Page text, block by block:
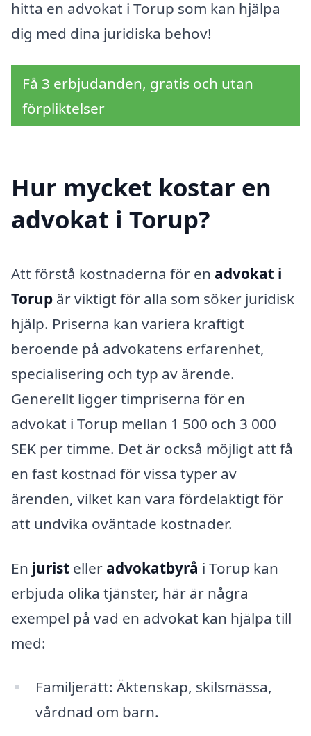
hitta en advokat i Torup som kan hjälpa
dig med dina juridiska behov!
Få 3 erbjudanden, gratis och utan
förpliktelser
Hur mycket kostar en
advokat i Torup?
Att förstå kostnaderna för en advokat i
Torup är viktigt för alla som söker juridisk
hjälp. Priserna kan variera kraftigt
beroende på advokatens erfarenhet,
specialisering och typ av ärende.
Generellt ligger timpriserna för en
advokat i Torup mellan 1 500 och 3 000
SEK per timme. Det är också möjligt att få
en fast kostnad för vissa typer av
ärenden, vilket kan vara fördelaktigt för
att undvika oväntade kostnader.
En jurist eller advokatbyrå i Torup kan
erbjuda olika tjänster, här är några
exempel på vad en advokat kan hjälpa till
med:
Familjerätt: Äktenskap, skilsmässa,
vårdnad om barn.